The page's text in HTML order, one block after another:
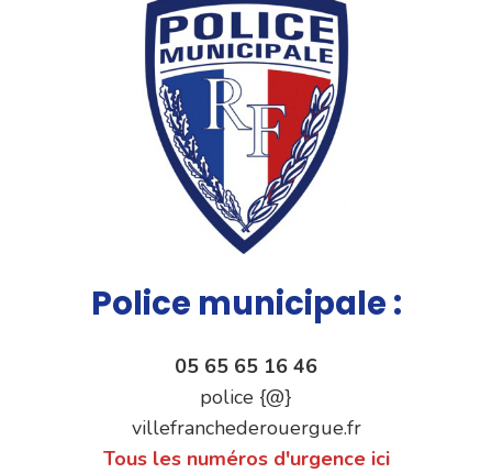
Police municipale :
05 65 65 16 46
police {@}
villefranchederouergue.fr
Tous les numéros d'urgence ici